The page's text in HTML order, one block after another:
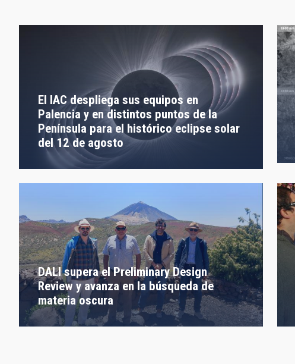
El IAC despliega sus equipos en
Palencia y en distintos puntos de la
Península para el histórico eclipse solar
del 12 de agosto
DALI supera el Preliminary Design
Review y avanza en la búsqueda de
materia oscura